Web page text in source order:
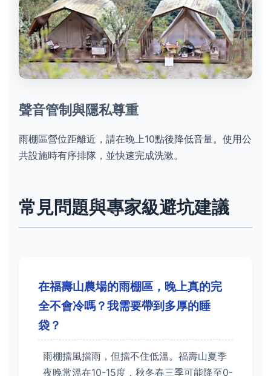
聲音管制與隱私尊重
雨棚區營位距離近，請在晚上10點後降低音量。使用公
共設施時有序排隊，並快速完成洗漱。
常見問題與專家級避坑建議
在福壽山農場的雨棚區，晚上真的完
全不會冷嗎？我需要帶到多厚的睡
袋？
雨棚擋風擋雨，但擋不住低溫。福壽山夏季
夜晚常溫在10-15度，秋冬春三季可能降至0-